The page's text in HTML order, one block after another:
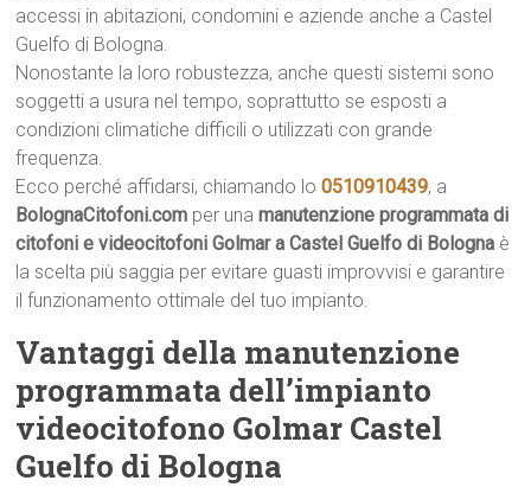
accessi in abitazioni, condomini e aziende anche a Castel
Guelfo di Bologna.
Nonostante la loro robustezza, anche questi sistemi sono
soggetti a usura nel tempo, soprattutto se esposti a
condizioni climatiche difficili o utilizzati con grande
frequenza.
Ecco perché affidarsi, chiamando lo0510910439, a
BolognaCitofoni.com per unamanutenzione programmata di
citofoni e videocitofoni Golmar a Castel Guelfo di Bologna è
la scelta più saggia per evitare guasti improvvisi e garantire
il funzionamento ottimale del tuo impianto.
Vantaggi della manutenzione
programmata dell’impianto
videocitofono Golmar Castel
Guelfo di Bologna